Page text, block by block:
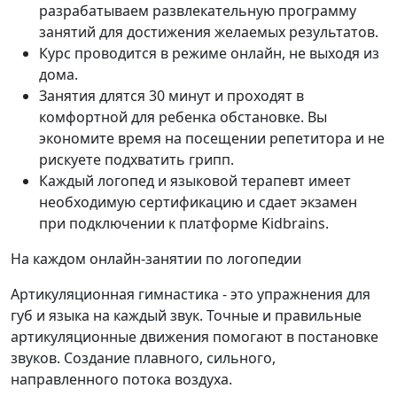
разрабатываем развлекательную программу
занятий для достижения желаемых результатов.
Курс проводится в режиме онлайн, не выходя из
дома.
Занятия длятся 30 минут и проходят в
комфортной для ребенка обстановке. Вы
экономите время на посещении репетитора и не
рискуете подхватить грипп.
Каждый логопед и языковой терапевт имеет
необходимую сертификацию и сдает экзамен
при подключении к платформе Kidbrains.
На каждом онлайн-занятии по логопедии
Артикуляционная гимнастика - это упражнения для
губ и языка на каждый звук. Точные и правильные
артикуляционные движения помогают в постановке
звуков. Создание плавного, сильного,
направленного потока воздуха.